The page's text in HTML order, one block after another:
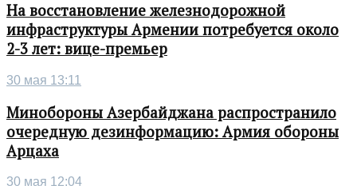
На восстановление железнодорожной
инфраструктуры Армении потребуется около
2-3 лет: вице-премьер
30 мая 13:11
Минобороны Азербайджана распространило
очередную дезинформацию: Армия обороны
Арцаха
30 мая 12:04